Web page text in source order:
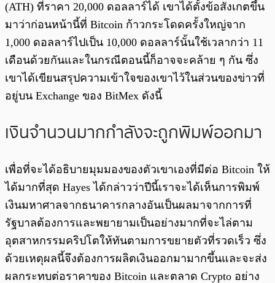
(ATH) ที่ราคา 20,000 ดอลลาร์ได้ เขาได้ตั้งข้อสังเกตขึ้น
มาว่าก่อนหน้านี้ที่ Bitcoin ก้าวกระโดดครั้งใหญ่จาก
1,000 ดอลลาร์ไปเป็น 10,000 ดอลลาร์นั้นใช้เวลากว่า 11
เดือนด้วยกันและในกรณีตอนนี้ก็อาจจะคล้าย ๆ กัน ซึ่ง
เขาได้เขียนสรุปความเข้าใจของเขาไว้ในส่วนของข่าวที่
อยู่บน Exchange ของ BitMex ดังนี้
เงินจำนวนมากกำลังจะถูกพิมพ์ออกมา
เพื่อที่จะได้อธิบายมุมมองของตัวเขาเองที่มีต่อ Bitcoin ให้
ได้มากที่สุด Hayes ได้กล่าวว่าปีนี้เราจะได้เห็นการพิมพ์
เงินมหาศาลจากธนาคารกลางอันเป็นผลมาจากการที่
รัฐบาลต้องการและพยายามเป็นอย่างมากที่จะไล่ตาม
อุตสาหกรรมคริปโตให้ทันตามการขยายตัวที่รวดเร็ว ซึ่ง
ด้วยเหตุผลนี้จึงต้องการผลิตเงินออกมามากขึ้นและจะส่ง
ผลกระทบต่อราคาของ Bitcoin และตลาด Crypto อย่าง